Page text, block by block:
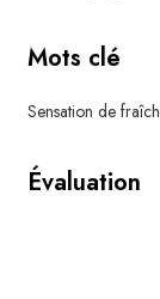
Mots clé
Sensation de
Évaluation